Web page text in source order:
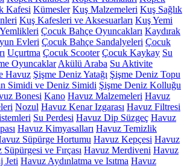
Kafesi Kümesler Kuş Malzemeleri Kuş Sağlık
Kuş Kafesleri ve Aksesuarları Kuş Yemi
Çocuk Bahçe Oyuncakları Kaydırak
Evleri Çocuk Bahçe Sandalyeleri Çocuk
Uçurtma Çocuk Scooter Çocuk Kaykay Su
Oyuncaklar Akülü Araba Su Aktivite
Havuz Şişme Deniz Yatağı Şişme Deniz Topu
Simidi ve Deniz Simidi Şişme Deniz Kolluğu
Bonesi Kano Havuz Malzemeleri Havuz
Nozul Havuz Kenar Izgarası Havuz Filtresi
Su Perdesi Havuz Dip Süzgeç Havuz
Havuz Kimyasalları Havuz Temizlik
Süpürge Hortumu Havuz Kepçesi Havuz
ve Fırçası Havuz Merdiveni Havuz
Jeti Havuz Aydınlatma ve Isıtma Havuz